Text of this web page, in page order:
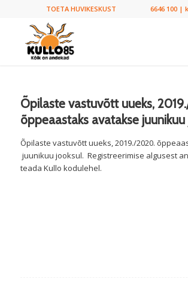
TOETA HUVIKESKUST 6646 100 |
Õpilaste vastuvõtt uueks,
õppeaastaks avatakse
Õpilaste vastuvõtt uueks, 2019./2020.
juunikuu jooksul. Registreerimise algusest
teada Kullo kodulehel.